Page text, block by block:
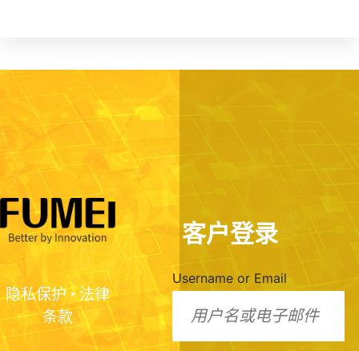
隐私保护•法律
条款
客户登录
Username or Email